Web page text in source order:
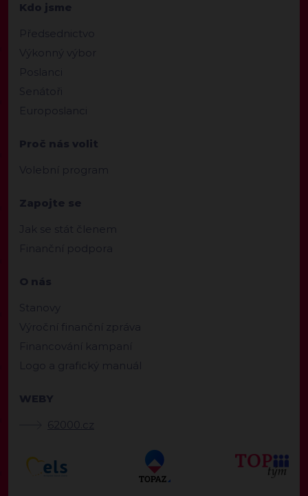
Kdo jsme
Předsednictvo
Výkonný výbor
Poslanci
Senátoři
Europoslanci
Proč nás volit
Volební program
Zapojte se
Jak se stát členem
Finanční podpora
O nás
Stanovy
Výroční finanční zpráva
Financování kampaní
Logo a grafický manuál
WEBY
62000.cz